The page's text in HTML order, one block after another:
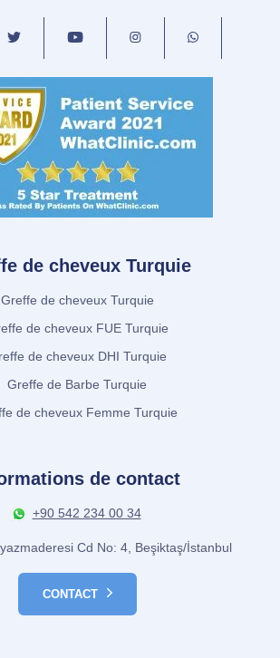
de cheveux Turquie
Greffe de cheveux Turquie
de cheveux FUE Turquie
de cheveux DHI Turquie
Greffe de Barbe Turquie
de cheveux Femme Turquie
de contact
+90 542 234 00 34
Cd No: 4, Beşiktaş/İstanbul
CONTACT